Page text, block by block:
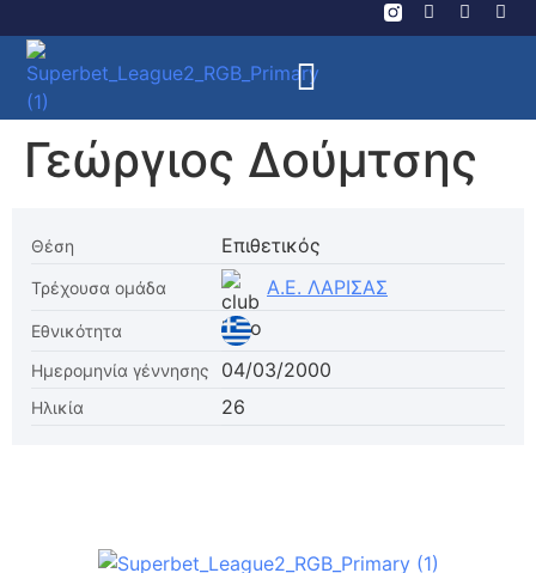
Γεώργιος Δούμτσης
Θέση Επιθετικός
Τρέχουσα ομάδα Α.Ε. ΛΑΡΙΣΑΣ
Εθνικότητα
Ημερομηνία γέννησης
04/03/2000
Ηλικία 26